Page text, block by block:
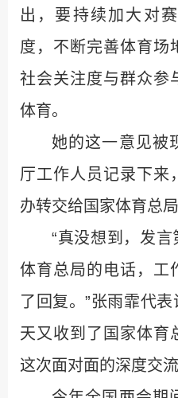
出，要持续加大对
度，不断完善体育场
社会关注度与群众参
体育。
她的这一意见被
厅工作人员记录下来
办转交给国家体育总局
“真没想到，发
体育总局的电话，工
了回复。”张雨霏代
天又收到了国家体育
这次面对面的深度交流